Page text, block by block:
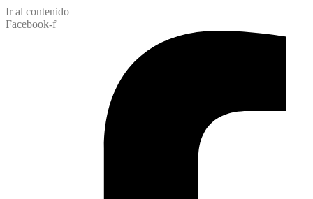
Ir al contenido
Facebook-f